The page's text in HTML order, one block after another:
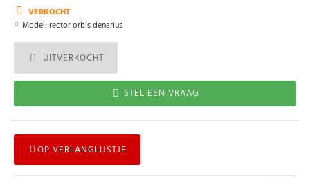
VERKOCHT
Model: rector orbis denarius
UITVERKOCHT
STEL EEN VRAAG
OP VERLANGLIJSTJE